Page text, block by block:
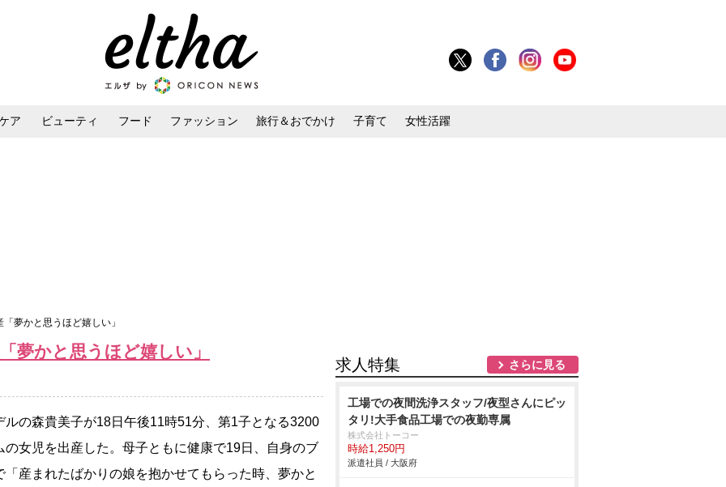
ア ビューティ フード ファッション 旅行＆おでかけ 子育て 女性活躍
夢かと思うほど嬉しい」
夢かと思うほど嬉しい」
の森貴美子が18日午後11時51分、第1子となる3200
の女児を出産した。母子ともに健康で19日、自身のブ
「産まれたばかりの娘を抱かせてもらった時、夢かと
求人特集 さらに見る
工場での夜間洗浄スタッフ/夜型さんにピッ
タリ!大手食品工場での夜勤専属
株式会社トーコー
時給1,250円
派遣社員 / 大阪府